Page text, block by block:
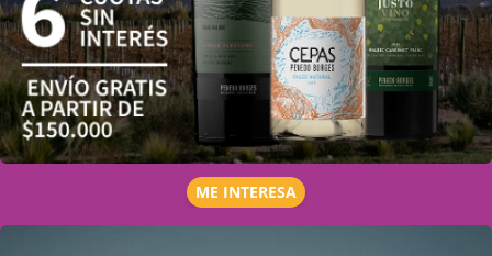
ME INTERESA